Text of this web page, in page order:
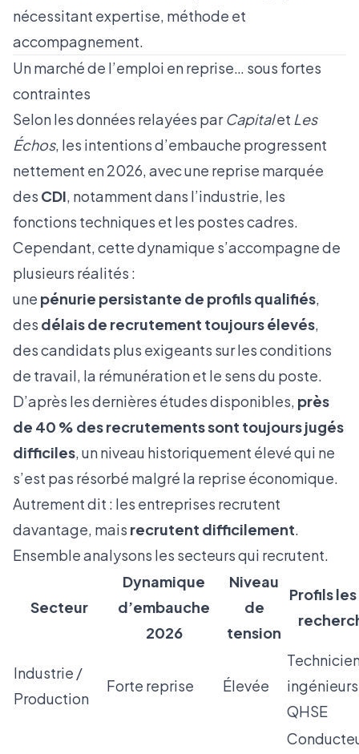
nécessitant expertise, méthode et
accompagnement.
Un marché de l’emploi en reprise… sous fortes
contraintes
Selon les données relayées parCapitalet Les
Échos, les intentions d’embauche progressent
nettement en 2026, avec une reprise marquée
des CDI, notamment dans l’industrie, les
fonctions techniques et les postes cadres.
Cependant, cette dynamique s’accompagne de
plusieurs réalités :
une pénurie persistante de profils qualifiés,
des délais de recrutement toujours élevés,
des candidats plus exigeants sur les conditions
de travail, la rémunération et le sens du poste.
D’après les dernières études disponibles, près
de 40 % des recrutements sont toujours jugés
difficiles, un niveau historiquement élevé qui ne
s’est pas résorbé malgré la reprise économique.
Autrement dit : les entreprises recrutent
davantage, mais recrutent difficilement.
Ensemble analysons les secteurs qui recrutent.
Secteur
Dynamique
d’embauche
2026
Niveau
de
tension
Profils
Industrie /
Production
Forte reprise Élevée
QHSE